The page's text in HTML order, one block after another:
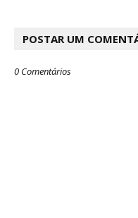
POSTAR UM
0 Comentários